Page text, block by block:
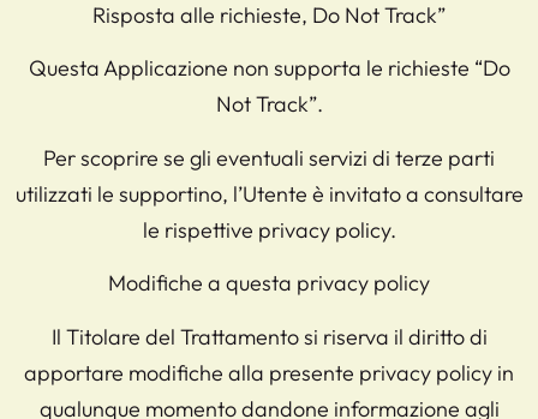
Risposta alle richieste, Do Not Track”
Questa Applicazione non supporta le richieste “Do
Not Track”.
Per scoprire se gli eventuali servizi di terze parti
utilizzati le supportino, l’Utente è invitato a consultare
le rispettive privacy policy.
Modifiche a questa privacy policy
Il Titolare del Trattamento si riserva il diritto di
apportare modifiche alla presente privacy policy in
qualunque momento dandone informazione agli